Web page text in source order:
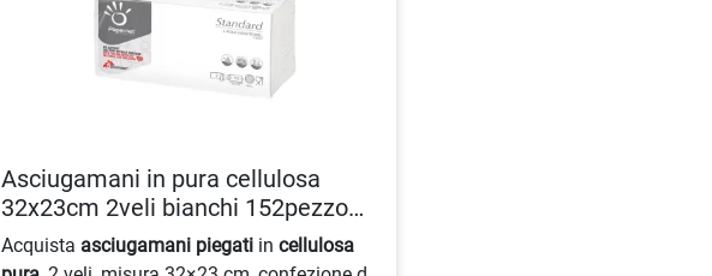
Asciugamani in pura cellulosa
32x23cm 2veli bianchi 152pezzo
8024929095529
Acquista asciugamani piegati incellulosa